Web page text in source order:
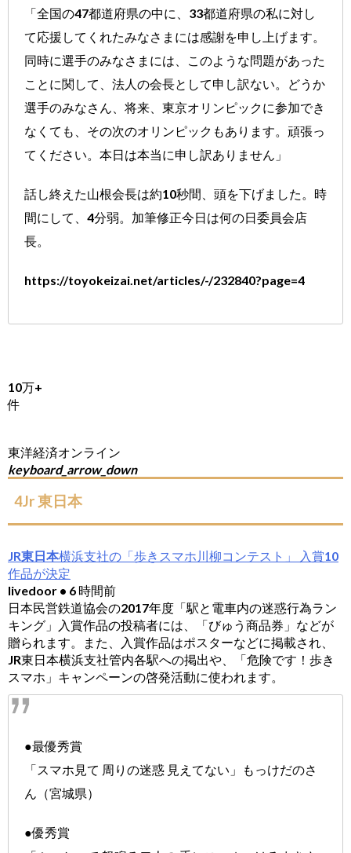
「全国の47都道府県の中に、33都道府県の私に対し
て応援してくれたみなさまには感謝を申し上げます。
同時に選手のみなさまには、このような問題があった
ことに関して、法人の会長として申し訳ない。どうか
選手のみなさん、将来、東京オリンピックに参加でき
なくても、その次のオリンピックもあります。頑張っ
てください。本日は本当に申し訳ありません」
話し終えた山根会長は約10秒間、頭を下げました。時
間にして、4分弱。加筆修正今日は何の日委員会店
長。
https://toyokeizai.net/articles/-/232840?page=4
10万+
件
東洋経済オンライン
keyboard_arrow_down
4Jr 東日本
JR東日本横浜支社の「歩きスマホ川柳コンテスト」 入賞10
作品が決定
livedoor • 6 時間前
日本民営鉄道協会の2017年度「駅と電車内の迷惑行為ラン
キング」入賞作品の投稿者には、「びゅう商品券」などが
贈られます。また、入賞作品はポスターなどに掲載され、
JR東日本横浜支社管内各駅への掲出や、「危険です！歩き
スマホ」キャンペーンの啓発活動に使われます。
●最優秀賞
「スマホ見て 周りの迷惑 見えてない」もっけだのさ
ん（宮城県）
●優秀賞